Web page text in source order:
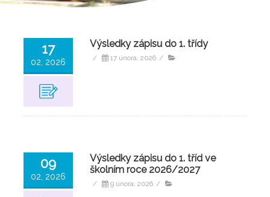
17
02, 2026
Výsledky zápisu do 1. třídy
/ 17 února, 2026 /
09
02, 2026
Výsledky zápisu do 1. tříd ve
školním roce 2026/2027
/ 9 února, 2026 /